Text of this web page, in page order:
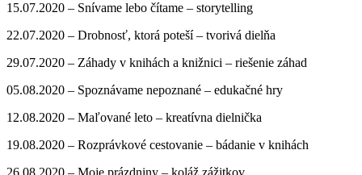
15.07.2020 – Snívame lebo čítame – storytelling
22.07.2020 – Drobnosť, ktorá poteší – tvorivá dielňa
29.07.2020 – Záhady v knihách a knižnici – riešenie záhad
05.08.2020 – Spoznávame nepoznané – edukačné hry
12.08.2020 – Maľované leto – kreatívna dielnička
19.08.2020 – Rozprávkové cestovanie – bádanie v knihách